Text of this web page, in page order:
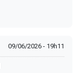
09/06/2026 - 19h11